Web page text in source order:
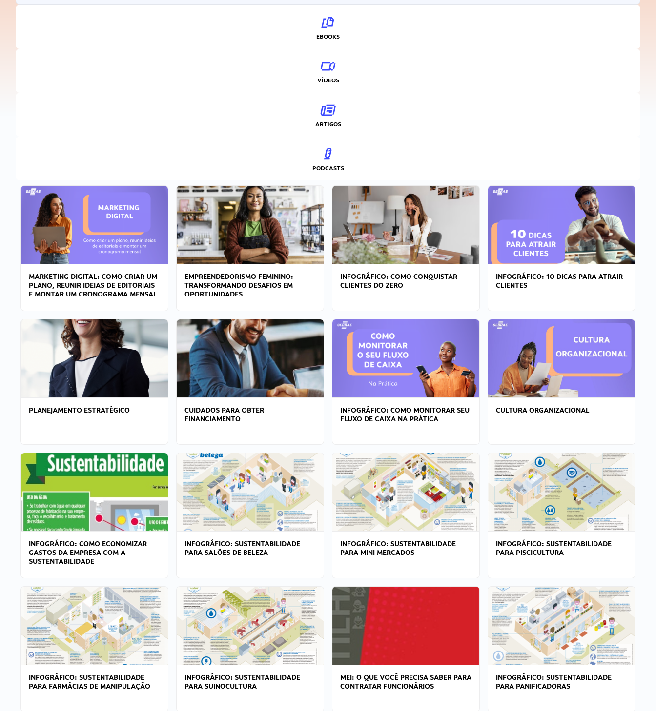
EBOOKS
VÍDEOS
ARTIGOS
PODCASTS
MARKETING DIGITAL: COMO CRIAR UM
PLANO, REUNIR IDEIAS DE EDITORIAIS
E MONTAR UM CRONOGRAMA MENSAL
EMPREENDEDORISMO FEMININO:
TRANSFORMANDO DESAFIOS EM
OPORTUNIDADES
INFOGRÁFICO: COMO CONQUISTAR
CLIENTES DO ZERO
INFOGRÁFICO: 10 DICAS PARA ATRAIR
CLIENTES
PLANEJAMENTO ESTRATÉGICO
CUIDADOS PARA OBTER
FINANCIAMENTO
INFOGRÁFICO: COMO MONITORAR SEU
FLUXO DE CAIXA NA PRÁTICA
CULTURA ORGANIZACIONAL
INFOGRÁFICO: COMO ECONOMIZAR
GASTOS DA EMPRESA COM A
SUSTENTABILIDADE
INFOGRÁFICO: SUSTENTABILIDADE
PARA SALÕES DE BELEZA
INFOGRÁFICO: SUSTENTABILIDADE
PARA MINI MERCADOS
INFOGRÁFICO: SUSTENTABILIDADE
PARA PISCICULTURA
INFOGRÁFICO: SUSTENTABILIDADE
PARA FARMÁCIAS DE MANIPULAÇÃO
INFOGRÁFICO: SUSTENTABILIDADE
PARA SUINOCULTURA
MEI: O QUE VOCÊ PRECISA SABER PARA
CONTRATAR FUNCIONÁRIOS
INFOGRÁFICO: SUSTENTABILIDADE
PARA PANIFICADORAS